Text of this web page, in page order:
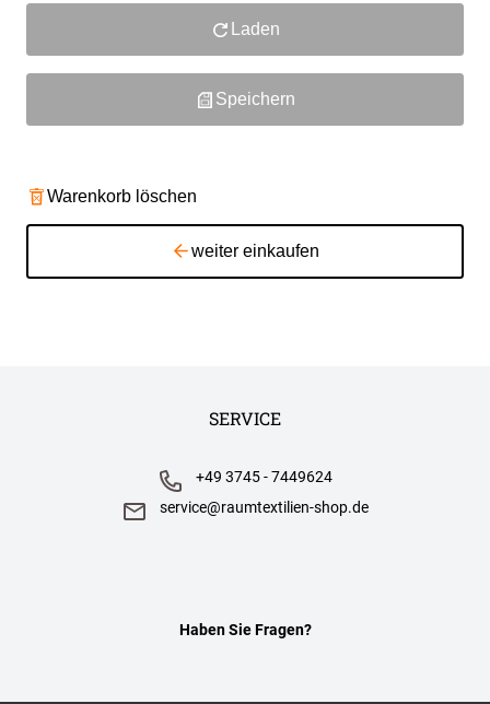
weiter einkaufen
Laden
Speichern
Warenkorb löschen
SERVICE
Haben Sie Fragen?
+49 3745 - 7449624
service@raumtextilien-shop.de